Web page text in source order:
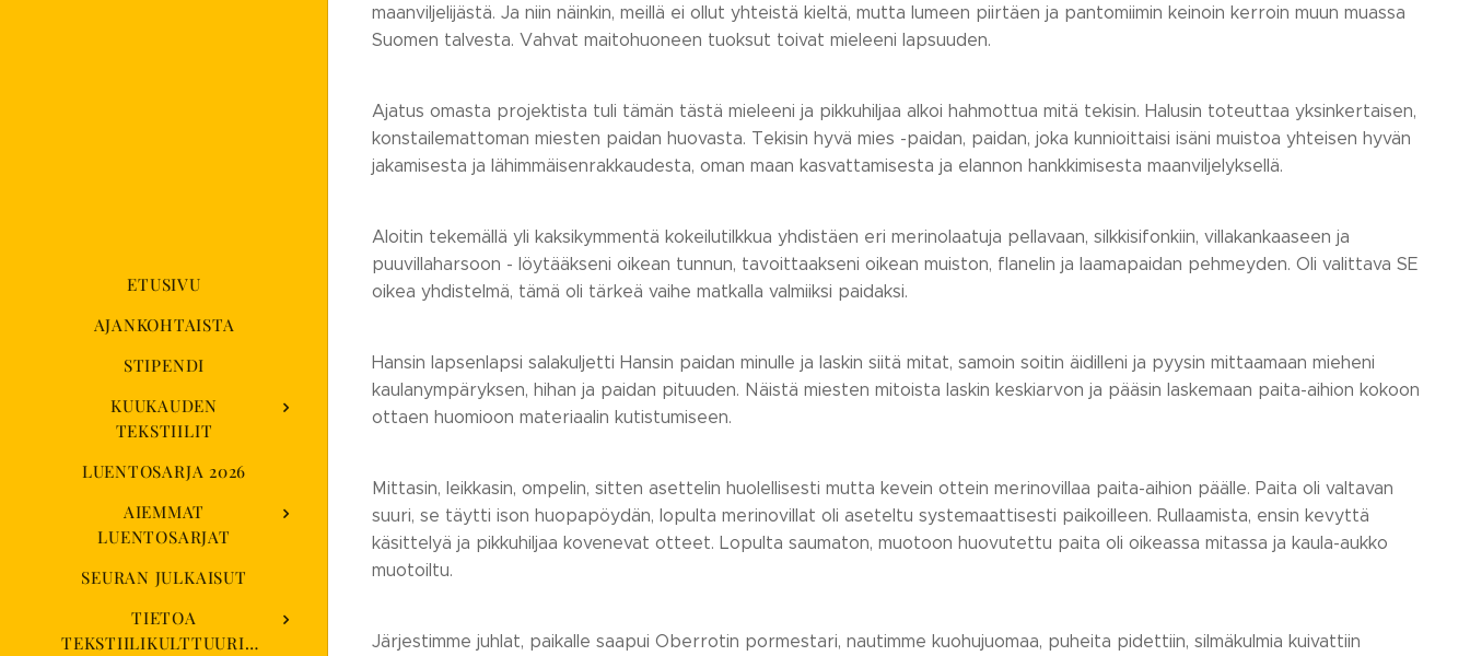
ETUSIVU
AJANKOHTAISTA
STIPENDI
KUUKAUDEN
TEKSTIILIT
LUENTOSARJA 2026
AIEMMAT
LUENTOSARJAT
SEURAN JULKAISUT
TIETOA
TEKSTIILIKULTTUURISEURASTA
maanviljelijästä. Ja niin näinkin, meillä ei ollut yhteistä kieltä, mutta lumeen piirtäen ja pantomiimin keinoin kerroin muun muassa
Suomen talvesta. Vahvat maitohuoneen tuoksut toivat mieleeni lapsuuden.
Ajatus omasta projektista tuli tämän tästä mieleeni ja pikkuhiljaa alkoi hahmottua mitä tekisin. Halusin toteuttaa yksinkertaisen,
konstailemattoman miesten paidan huovasta. Tekisin hyvä mies -paidan, paidan, joka kunnioittaisi isäni muistoa yhteisen hyvän
jakamisesta ja lähimmäisenrakkaudesta, oman maan kasvattamisesta ja elannon hankkimisesta maanviljelyksellä.
Aloitin tekemällä yli kaksikymmentä kokeilutilkkua yhdistäen eri merinolaatuja pellavaan, silkkisifonkiin, villakankaaseen ja
puuvillaharsoon - löytääkseni oikean tunnun, tavoittaakseni oikean muiston, flanelin ja laamapaidan pehmeyden. Oli valittava SE
oikea yhdistelmä, tämä oli tärkeä vaihe matkalla valmiiksi paidaksi.
Hansin lapsenlapsi salakuljetti Hansin paidan minulle ja laskin siitä mitat, samoin soitin äidilleni ja pyysin mittaamaan mieheni
kaulanympäryksen, hihan ja paidan pituuden. Näistä miesten mitoista laskin keskiarvon ja pääsin laskemaan paita-aihion kokoon
ottaen huomioon materiaalin kutistumiseen.
Mittasin, leikkasin, ompelin, sitten asettelin huolellisesti mutta kevein ottein merinovillaa paita-aihion päälle. Paita oli valtavan
suuri, se täytti ison huopapöydän, lopulta merinovillat oli aseteltu systemaattisesti paikoilleen. Rullaamista, ensin kevyttä
käsittelyä ja pikkuhiljaa kovenevat otteet. Lopulta saumaton, muotoon huovutettu paita oli oikeassa mitassa ja kaula-aukko
muotoiltu.
Järjestimme juhlat, paikalle saapui Oberrotin pormestari, nautimme kuohujuomaa, puheita pidettiin, silmäkulmia kuivattiin